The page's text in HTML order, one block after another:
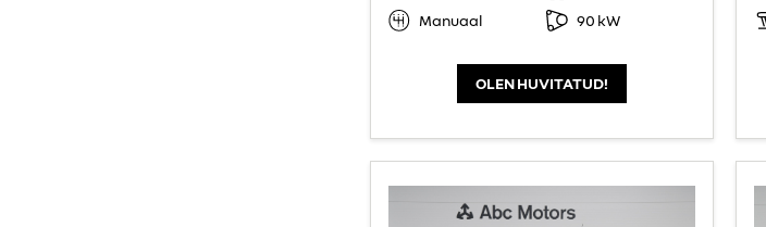
Manuaal
90 kW
OLEN HUVITATUD!